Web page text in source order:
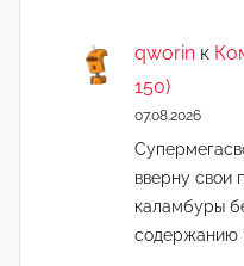
qworin к
150)
07.08.2026
вверну свои
каламбуры
содержанию